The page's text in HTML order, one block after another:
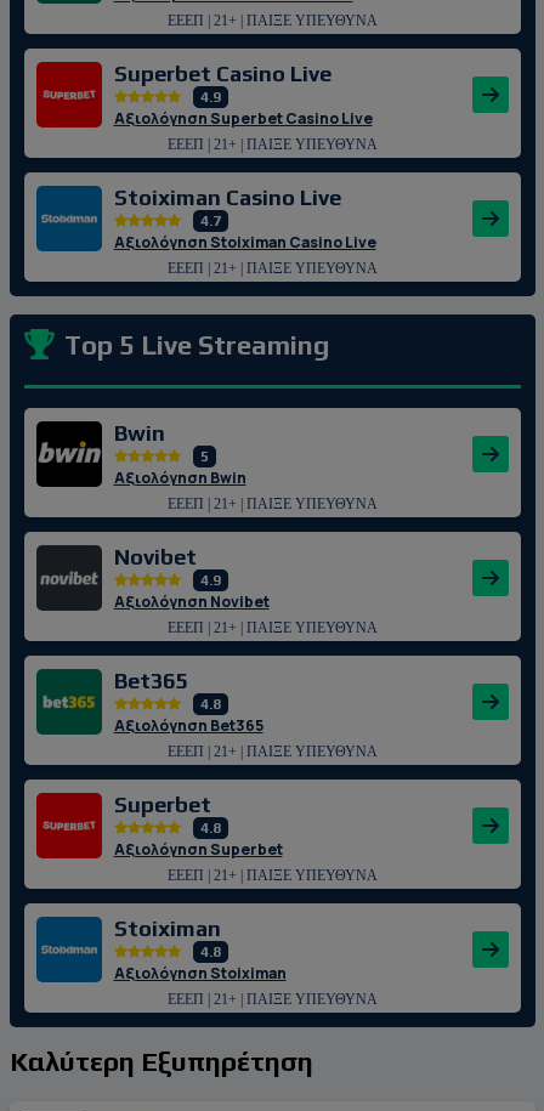
ΕΕΕΠ | 21+ | ΠΑΙΞΕ ΥΠΕΥΘΥΝΑ
Superbet Casino Live
4.9
Αξιολόγηση Superbet Casino Live
ΕΕΕΠ | 21+ | ΠΑΙΞΕ ΥΠΕΥΘΥΝΑ
Stoiximan Casino Live
4.7
Αξιολόγηση Stoiximan Casino Live
ΕΕΕΠ | 21+ | ΠΑΙΞΕ ΥΠΕΥΘΥΝΑ
Top 5 Live Streaming
Bwin
5
Αξιολόγηση Bwin
ΕΕΕΠ | 21+ | ΠΑΙΞΕ ΥΠΕΥΘΥΝΑ
Novibet
4.9
Αξιολόγηση Novibet
ΕΕΕΠ | 21+ | ΠΑΙΞΕ ΥΠΕΥΘΥΝΑ
Bet365
4.8
Αξιολόγηση Bet365
ΕΕΕΠ | 21+ | ΠΑΙΞΕ ΥΠΕΥΘΥΝΑ
Superbet
4.8
Αξιολόγηση Superbet
ΕΕΕΠ | 21+ | ΠΑΙΞΕ ΥΠΕΥΘΥΝΑ
Stoiximan
4.8
Αξιολόγηση Stoiximan
ΕΕΕΠ | 21+ | ΠΑΙΞΕ ΥΠΕΥΘΥΝΑ
Καλύτερη Εξυπηρέτηση